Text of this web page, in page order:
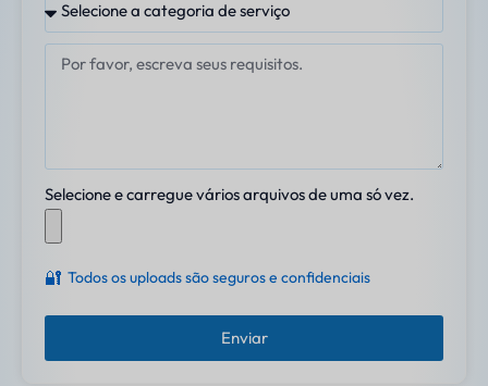
Selecione e carregue vários arquivos de uma só vez.
🔐 Todos os uploads são seguros e confidenciais
Enviar